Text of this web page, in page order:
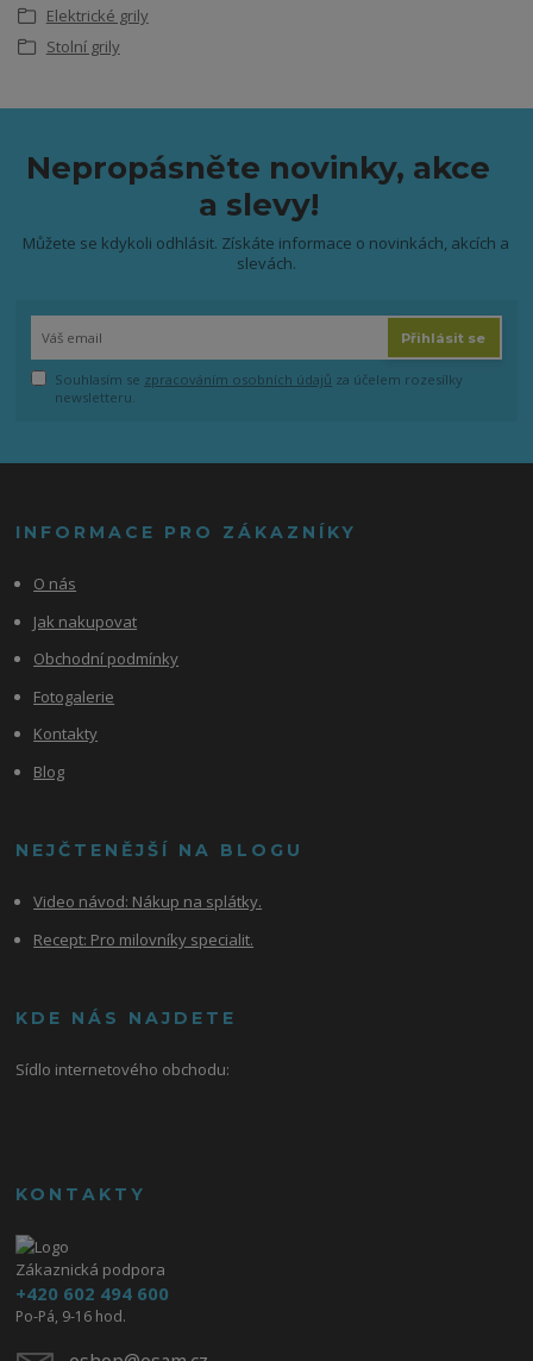
Elektrické grily
Stolní grily
Nepropásněte novinky, akce
a slevy!
Můžete se kdykoli odhlásit. Získáte informace o novinkách, akcích a
slevách.
Přihlásit se
Souhlasím se zpracováním osobních údajů za účelem rozesílky
newsletteru.
INFORMACE PRO ZÁKAZNÍKY
O nás
Jak nakupovat
Obchodní podmínky
Fotogalerie
Kontakty
Blog
NEJČTENĚJŠÍ NA BLOGU
Video návod: Nákup na splátky.
Recept: Pro milovníky specialit.
KDE NÁS NAJDETE
Sídlo internetového obchodu:
KONTAKTY
Zákaznická podpora
+420 602 494 600
Po-Pá, 9-16 hod.